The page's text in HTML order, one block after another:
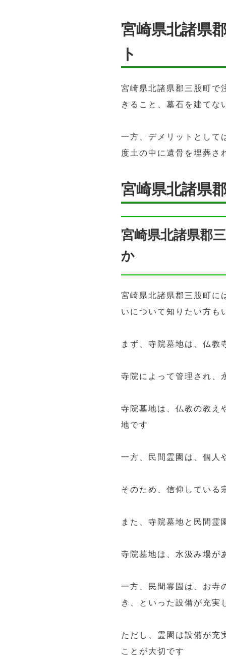
宮崎県北諸県
ト
宮崎県北諸県郡三股町で
きること、墓石を建てな
一方、デメリットとして
度土の中に遺骨を埋葬さ
宮崎県北諸県
宮崎県北諸県郡
か
宮崎県北諸県郡三股町に
いについて知りたい方も
まず、寺院墓地は、仏教
寺院によって管理され、
寺院墓地は、仏教の教え
地です
一方、民間霊園は、個人
そのため、信仰している
また、寺院墓地と民間霊
寺院墓地は、水汲み場が
一方、民間霊園は、お寺
き、といった設備が充実
ただし、霊園は設備が充
ことが大切です